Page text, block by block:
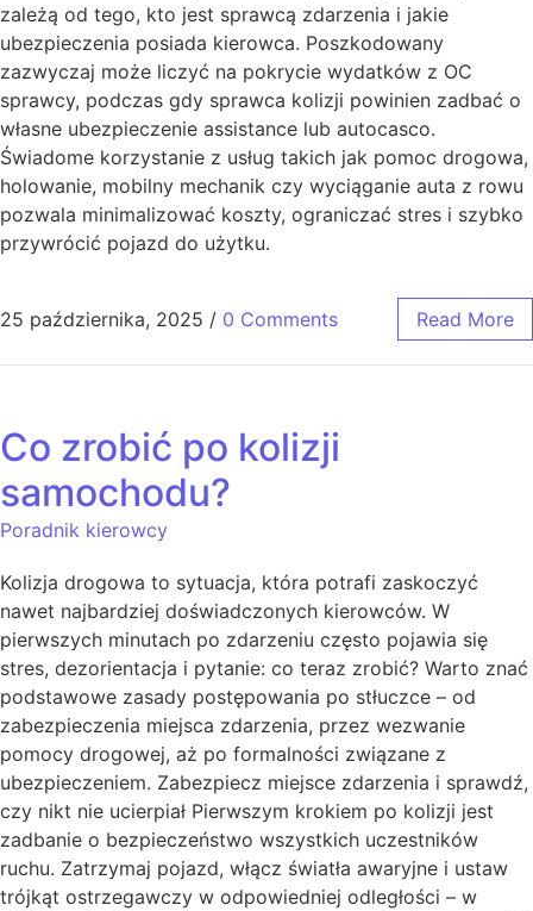
zależą od tego, kto jest sprawcą zdarzenia i jakie
ubezpieczenia posiada kierowca. Poszkodowany
zazwyczaj może liczyć na pokrycie wydatków z OC
sprawcy, podczas gdy sprawca kolizji powinien zadbać o
własne ubezpieczenie assistance lub autocasco.
Świadome korzystanie z usług takich jak pomoc drogowa,
holowanie, mobilny mechanik czy wyciąganie auta z rowu
pozwala minimalizować koszty, ograniczać stres i szybko
przywrócić pojazd do użytku.
25 października, 2025 / 0 Comments Read More
Co zrobić po kolizji
samochodu?
Poradnik kierowcy
Kolizja drogowa to sytuacja, która potrafi zaskoczyć
nawet najbardziej doświadczonych kierowców. W
pierwszych minutach po zdarzeniu często pojawia się
stres, dezorientacja i pytanie: co teraz zrobić? Warto znać
podstawowe zasady postępowania po stłuczce – od
zabezpieczenia miejsca zdarzenia, przez wezwanie
pomocy drogowej, aż po formalności związane z
ubezpieczeniem. Zabezpiecz miejsce zdarzenia i sprawdź,
czy nikt nie ucierpiał Pierwszym krokiem po kolizji jest
zadbanie o bezpieczeństwo wszystkich uczestników
ruchu. Zatrzymaj pojazd, włącz światła awaryjne i ustaw
trójkąt ostrzegawczy w odpowiedniej odległości – w